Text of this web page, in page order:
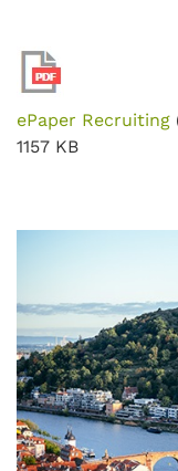
ePaper Recruiting
1157 KB